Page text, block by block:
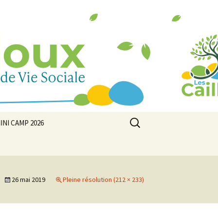
CAMP 2026 Rechercher :
26 mai 2019 Pleine résolution (212 × 233)